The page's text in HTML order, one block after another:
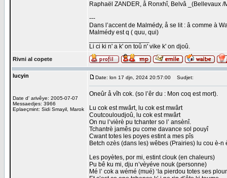
Raphaël ZANDER, å Ronxhî, Belvâ _(Bellevaux /
---
Dans l’accent de Malmédy, å se lit : â comme à
Malmédy est q ( quu, qui)
Li ci ki n' a k' on toû n' vike k' on djoû.
Rivni al copete
lucyin
Date d' arivêye: 2005-07-07
Messaedjes: 3966
Eplaeçmint: Sidi Smayil, Marok
Date: lon 17 djn, 2024 20:57:00 Sudjet:
Oneûr å vîh cok. (so l’êr du : Mon coq est mort).
Lu cok est mwârt, lu cok est mwârt
Coutcouloudjoû, lu cok est mwârt
On nu l’vièrè pu tchanter so l’ ansènî.
Tchantrè jamês pu come davance sol pouyî
Cwant totes les poyes estint a mes pîs
Betch ozès (dans les) wêbes (Prairies) lu cou è-n
Les poyètes, por mi, estint clouk (en chaleurs)
Pu bê ku mi, dju n’vèyéve nouk (personne)
Mé l’ cok a wémé (mué) ‘la pierdou totes ses